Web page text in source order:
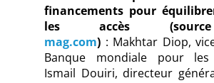
financements pour
les accès
mag.com) : Makhtar Diop,
Banque mondiale pour les
Ismail Douiri, directeur